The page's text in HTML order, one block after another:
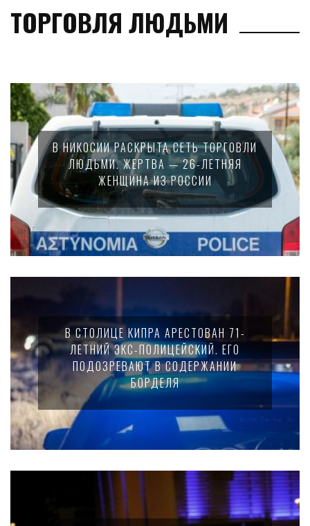
ТОРГОВЛЯ ЛЮДЬМИ
В НИКОСИИ РАСКРЫТА СЕТЬ ТОРГОВЛИ
ЛЮДЬМИ. ЖЕРТВА — 26-ЛЕТНЯЯ
ЖЕНЩИНА ИЗ РОССИИ
В СТОЛИЦЕ КИПРА АРЕСТОВАН 71-
ЛЕТНИЙ ЭКС-ПОЛИЦЕЙСКИЙ. ЕГО
ПОДОЗРЕВАЮТ В СОДЕРЖАНИИ
БОРДЕЛЯ